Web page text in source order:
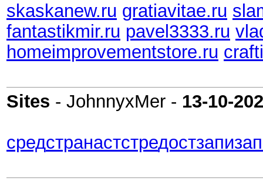
skaskanew.ru gratiavitae.ru
fantastikmir.ru pavel3333.ru
homeimprovementstore.ru
Sites - JohnnyxMer - 13-10-
средстранастстредостзапи